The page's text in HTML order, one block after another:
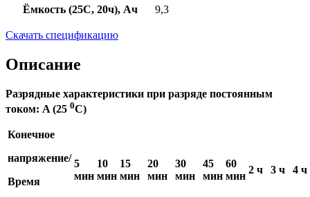
Ёмкость (25C, 20ч), Ач 9,3
Скачать спецификацию
Описание
Разрядные характеристики при разряде постоянным
током: A (25 0C)
Конечное
напряжение/
Время
5
мин
10
мин
15
мин
20
мин
30
мин
45
мин
60
мин
2 ч 3 ч 4 ч